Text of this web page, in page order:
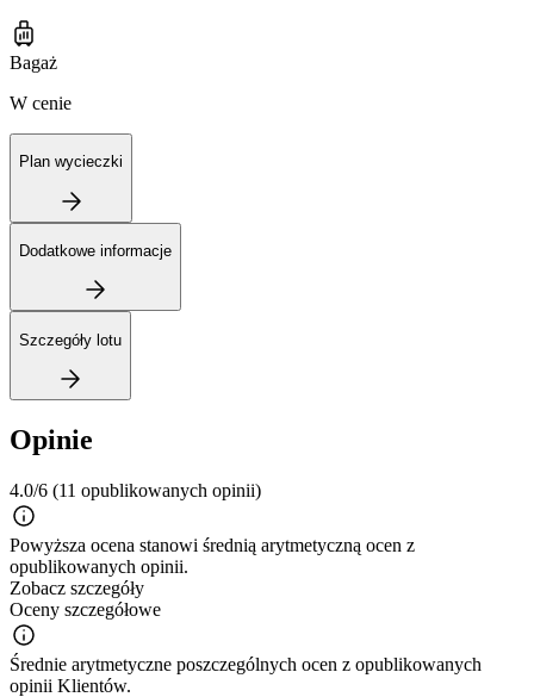
Bagaż
W cenie
Plan wycieczki
Dodatkowe informacje
Szczegóły lotu
Opinie
4.0/6 (11 opublikowanych opinii)
Powyższa ocena stanowi średnią arytmetyczną ocen z
opublikowanych opinii.
Zobacz szczegóły
Oceny szczegółowe
Średnie arytmetyczne poszczególnych ocen z opublikowanych
opinii Klientów.